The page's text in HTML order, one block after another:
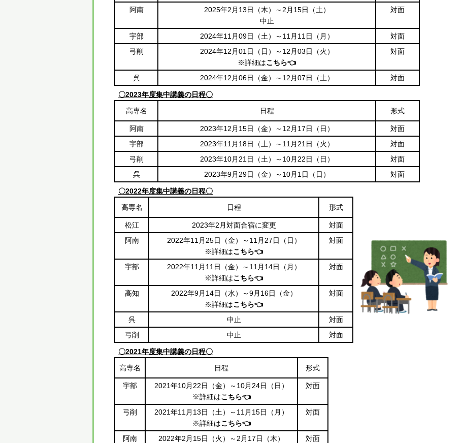
阿南
2025年2月13日（木）～2月15日（土）
中止
対面
宇部 2024年11月09日（土）～11月11日（月）
対面
弓削
2024年12月01日（日）～12月03日（火）
※詳細はこちら👈
対面
呉 2024年12月06日（金）～12月07日（土） 対面
〇2023年度集中講義の日程〇
高専名
日程 形式
阿南 2023年12月15日（金）～12月17日（日）
対面
宇部
2023年11月18日（土）～11月21日（火）
対面
弓削
2023年10月21日（土）～10月22日（日）
対面
呉
2023年9月29日（金）～10月1日（日） 対面
〇2022年度集中講義の日程〇
高専名
日程 形式
松江 2023年2月対面合宿に変更
対面
阿南
2022年11月25日（金）～11月27日（日）
※詳細はこちら👈
対面
宇部
2022年11月11日（金）～11月14日（月）
※詳細はこちら👈
対面
高知
2022年9月14日（水）～9月16日（金）
※詳細はこちら👈
対面
呉 中止
対面
弓削
中止 対面
〇2021年度集中講義の日程〇
高専名
日程 形式
宇部
2021年10月22日（金）～10月24日（日）
※詳細はこちら👈
対面
弓削
2021年11月13日（土）～11月15日（月）
※詳細はこちら👈
対面
阿南
2022年2月15日（火）～2月17日（木）
対面